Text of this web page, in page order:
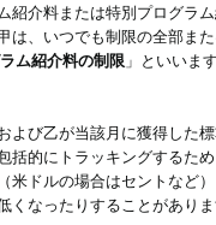
紹介料または特別プログラ
は、いつでも制限の全部
ム紹介料の制限 」といいま
よび乙が当該月に獲得した
括的にトラッキングするた
米ドルの場合はセントなど
くなったりすることがあり